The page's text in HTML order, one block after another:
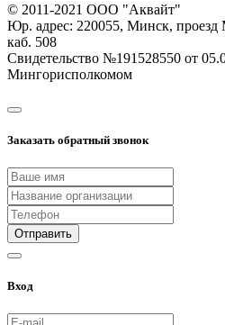
© 2011-2021 ООО "Аквайт"
Юр. адрес: 220055, Минск,
каб. 508
Свидетельство №191528550 от
Мингорисполкомом
Заказать обратный звонок
Отправить
Вход